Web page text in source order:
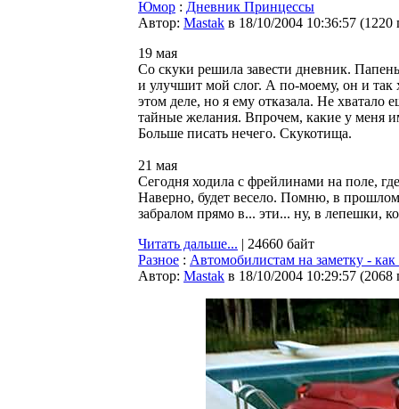
Юмор : Дневник Принцессы
Автор: Мastak в 18/10/2004 10:36:57 (1220
19 мая
Со скуки решила завести дневник.
и улучшит мой слог. А по-моему, он и
этом деле, но я ему отказала. Не
тайные желания. Впрочем, какие у меня
Больше писать нечего. Скукотища.
21 мая
Сегодня ходила с фрейлинами на поле,
Наверно, будет весело. Помню, в
забралом прямо в... эти... ну, в лепешки,
Читать дальше... | 24660 байт
Разное : Автомобилистам на заметку -
Автор: Мastak в 18/10/2004 10:29:57 (2068